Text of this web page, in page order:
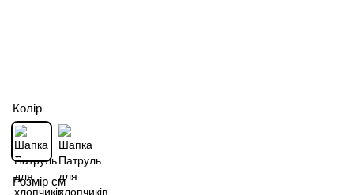
Колір
Розмір см